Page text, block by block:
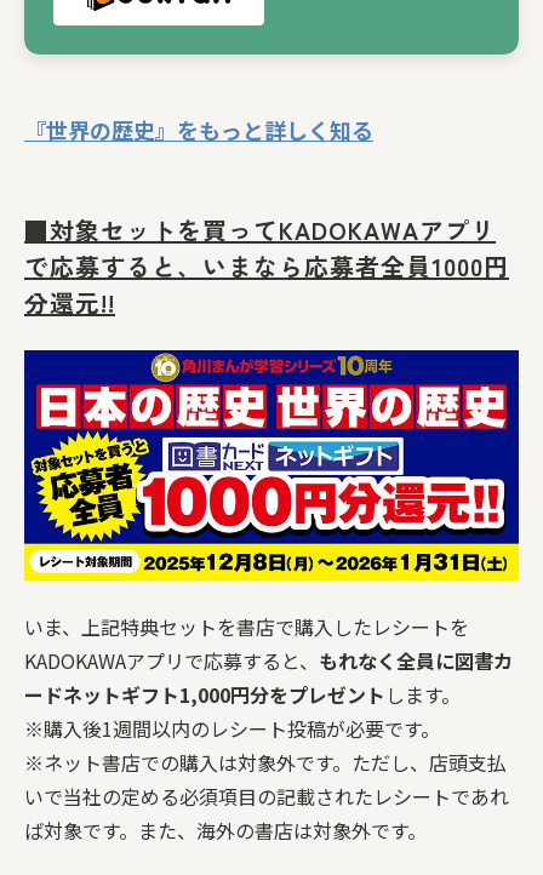
『世界の歴史』をもっと詳しく知る
■対象セットを買ってKADOKAWAアプリ
で応募すると、いまなら応募者全員1000円
分還元!!
いま、上記特典セットを書店で購入したレシートを
KADOKAWAアプリで応募すると、 もれなく全員に図書カ
ードネットギフト1,000円分をプレゼント します。
※購入後1週間以内のレシート投稿が必要です。
※ネット書店での購入は対象外です。ただし、店頭支払
いで当社の定める必須項目の記載されたレシートであれ
ば対象です。また、海外の書店は対象外です。